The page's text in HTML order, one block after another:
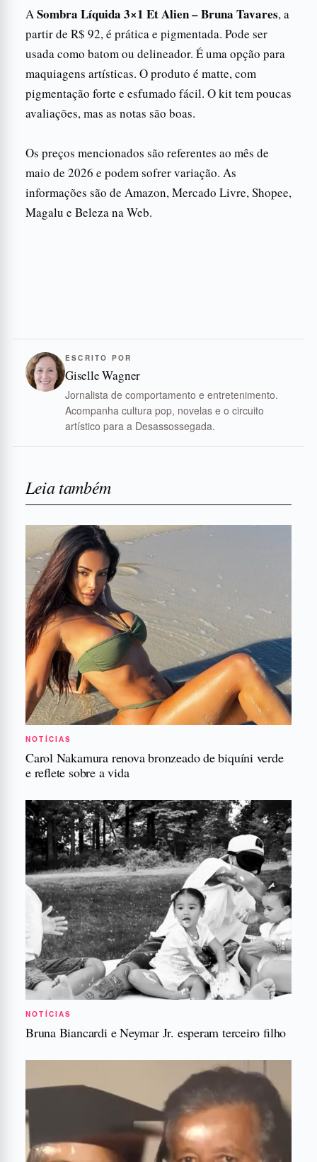
ASombra Líquida 3×1 Et Alien – Bruna Tavares, a
partir de R$ 92, é prática e pigmentada. Pode ser
usada como batom ou delineador. É uma opção para
maquiagens artísticas. O produto é matte, com
pigmentação forte e esfumado fácil. O kit tem poucas
avaliações, mas as notas são boas.
Os preços mencionados são referentes ao mês de
maio de 2026 e podem sofrer variação. As
informações são de Amazon, Mercado Livre, Shopee,
Magalu e Beleza na Web.
ESCRITO POR
Giselle Wagner
Jornalista de comportamento e entretenimento.
Acompanha cultura pop, novelas e o circuito
artístico para a Desassossegada.
Leia também
NOTÍCIAS
Carol Nakamura renova bronzeado de biquíni verde
e reflete sobre a vida
NOTÍCIAS
Bruna Biancardi e Neymar Jr. esperam terceiro filho